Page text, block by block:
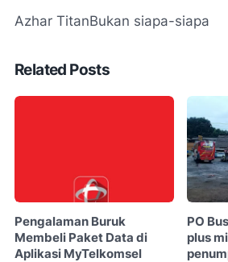
Azhar TitanBukan siapa-siapa
Related Posts
Pengalaman Buruk
Membeli Paket Data di
Aplikasi MyTelkomsel
PO
plus